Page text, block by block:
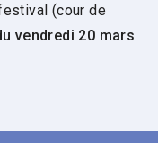
(cour de
vendredi 20 mars